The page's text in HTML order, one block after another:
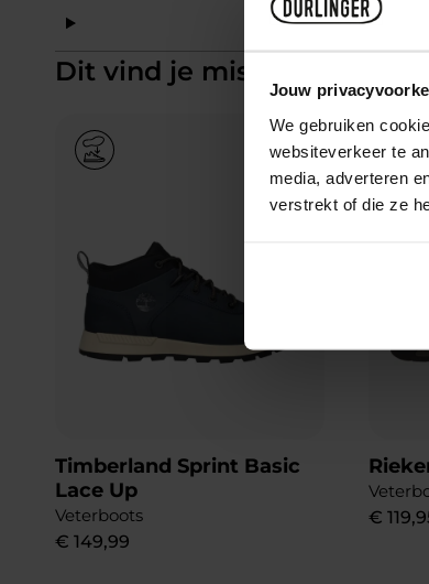
Jouw
We gebruiken
websiteverkeer te
media, adverteren
verstrekt of die ze
Dit vind je misschien ook
Add to Wishlist
Timberland Sprint Basic
Lace Up
Veterboots
€ 149,99
€ 119,